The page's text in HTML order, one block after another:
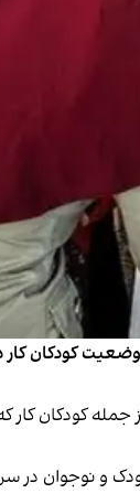
وضعیت کودکان
هزار کودک از جمله
کردستان نیز در پیامی مشابه به گزارش مرکز